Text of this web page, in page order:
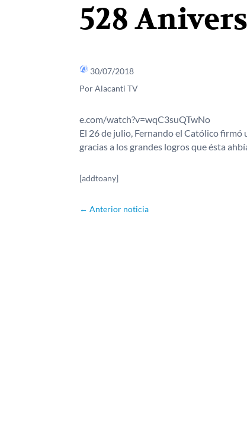
528
30/07/2018
Por Alacanti TV
e.com/watch?v=wqC3suQTwNo
El 26 de julio, Fernando el Católico firmó
gracias a los grandes logros que ésta
[addtoany]
←Anterior noticia